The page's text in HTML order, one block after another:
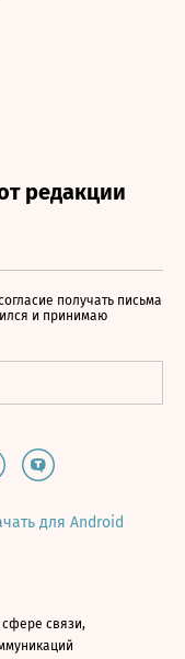
получать письма
и принимаю
для Android
связи,